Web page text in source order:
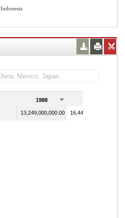
Indonesia
1988
13,249,000,000.00 16,444,000,000.00